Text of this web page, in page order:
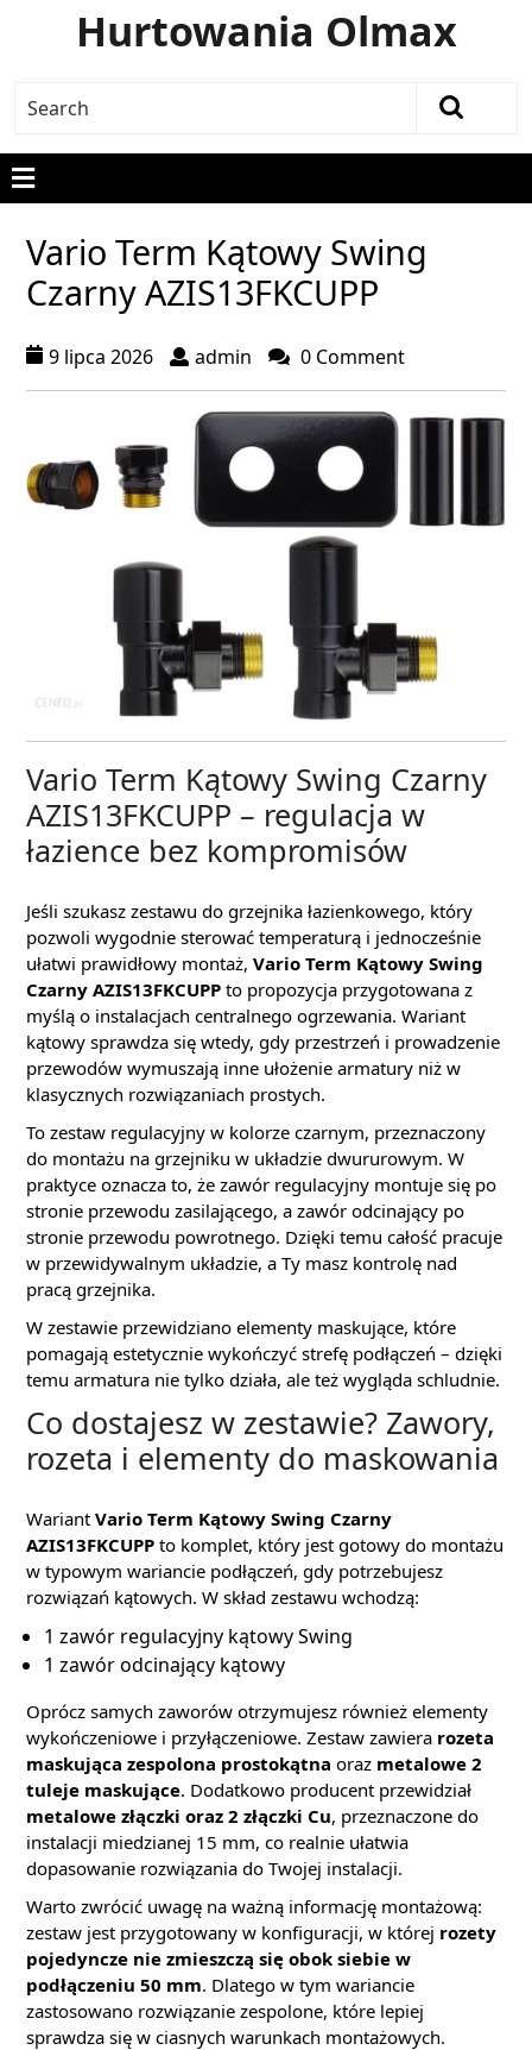
Hurtowania Olmax
Vario Term Kątowy Swing
Czarny AZIS13FKCUPP
9 lipca 2026 admin 0 Comment
Vario Term Kątowy Swing Czarny
AZIS13FKCUPP – regulacja w
łazience bez kompromisów
Jeśli szukasz zestawu do grzejnika łazienkowego, który
pozwoli wygodnie sterować temperaturą i jednocześnie
ułatwi prawidłowy montaż, Vario Term Kątowy Swing
Czarny AZIS13FKCUPP to propozycja przygotowana z
myślą o instalacjach centralnego ogrzewania. Wariant
kątowy sprawdza się wtedy, gdy przestrzeń i prowadzenie
przewodów wymuszają inne ułożenie armatury niż w
klasycznych rozwiązaniach prostych.
To zestaw regulacyjny w kolorze czarnym, przeznaczony
do montażu na grzejniku w układzie dwururowym. W
praktyce oznacza to, że zawór regulacyjny montuje się po
stronie przewodu zasilającego, a zawór odcinający po
stronie przewodu powrotnego. Dzięki temu całość pracuje
w przewidywalnym układzie, a Ty masz kontrolę nad
pracą grzejnika.
W zestawie przewidziano elementy maskujące, które
pomagają estetycznie wykończyć strefę podłączeń – dzięki
temu armatura nie tylko działa, ale też wygląda schludnie.
Co dostajesz w zestawie? Zawory,
rozeta i elementy do maskowania
Wariant Vario Term Kątowy Swing Czarny
AZIS13FKCUPP to komplet, który jest gotowy do montażu
w typowym wariancie podłączeń, gdy potrzebujesz
rozwiązań kątowych. W skład zestawu wchodzą:
1 zawór regulacyjny kątowy Swing
1 zawór odcinający kątowy
Oprócz samych zaworów otrzymujesz również elementy
wykończeniowe i przyłączeniowe. Zestaw zawiera rozeta
maskująca zespolona prostokątna oraz metalowe 2
tuleje maskujące. Dodatkowo producent przewidział
metalowe złączki oraz 2 złączki Cu, przeznaczone do
instalacji miedzianej 15 mm, co realnie ułatwia
dopasowanie rozwiązania do Twojej instalacji.
Warto zwrócić uwagę na ważną informację montażową:
zestaw jest przygotowany w konfiguracji, w której rozety
pojedyncze nie zmieszczą się obok siebie w
podłączeniu 50 mm. Dlatego w tym wariancie
zastosowano rozwiązanie zespolone, które lepiej
sprawdza się w ciasnych warunkach montażowych.